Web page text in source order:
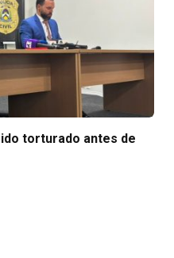
torturado antes de